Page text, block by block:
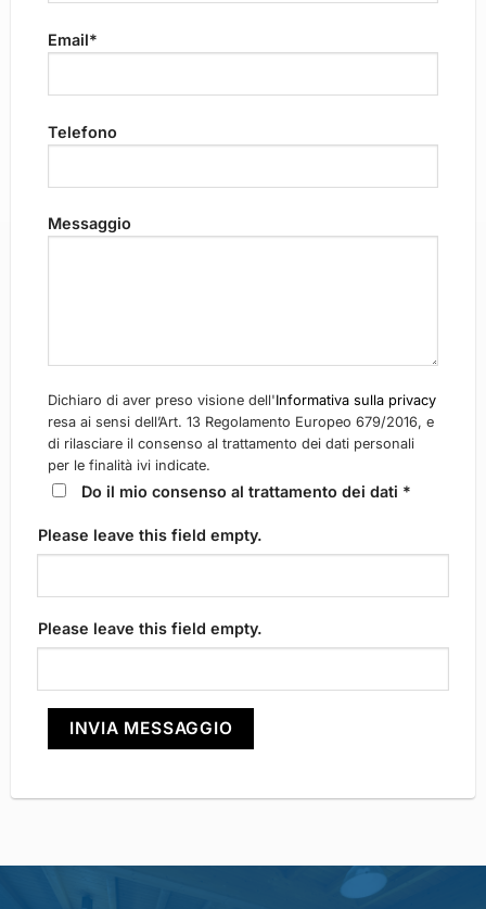
Email*
Telefono
Messaggio
Dichiaro di aver preso visione dell'Informativa sulla privacy
resa ai sensi dell’Art. 13 Regolamento Europeo 679/2016, e
di rilasciare il consenso al trattamento dei dati personali
per le finalità ivi indicate.
Do il mio consenso al trattamento dei dati *
Please leave this field empty.
Please leave this field empty.
INVIA MESSAGGIO